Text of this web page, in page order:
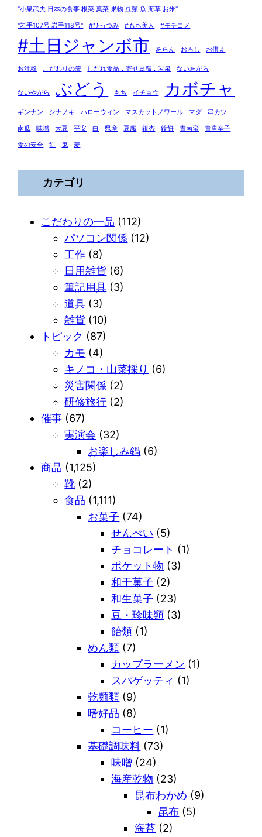
"小泉武夫 日本の食事 根菜 葉菜 果物 豆類 魚 海草 お米"
"岩手107号 岩手118号" #ひっつみ #もち美人 #モチコメ
#土日ジャンボ市 あらん おろし お供え
お汁粉 こだわりの箸 しだれ食品，寄せ豆腐，岩泉 ないあがら
ないやがら ぶどう もち イチョウ カボチャ
ギンナン シナノキ ハローウィン マスカットノワール マダ 串カツ
南瓜 味噌 大豆 平安 白 県産 豆腐 銀杏 鏡餅 青南蛮 青唐辛子
食の安全 餅 鬼 麦
カテゴリ
こだわりの一品 (112)
パソコン関係 (12)
工作 (8)
日用雑貨 (6)
筆記用具 (3)
道具 (3)
雑貨 (10)
トピック (87)
カモ (4)
キノコ・山菜採り (6)
災害関係 (2)
研修旅行 (2)
催事 (67)
実演会 (32)
お楽しみ鍋 (6)
商品 (1,125)
靴 (2)
食品 (1,111)
お菓子 (74)
せんべい (5)
チョコレート (1)
ポケット物 (3)
和干菓子 (2)
和生菓子 (23)
豆・珍味類 (3)
飴類 (1)
めん類 (7)
カップラーメン (1)
スパゲッティ (1)
乾麺類 (9)
嗜好品 (8)
コーヒー (1)
基礎調味料 (73)
味噌 (24)
海産乾物 (23)
昆布わかめ (9)
昆布 (5)
海苔 (2)